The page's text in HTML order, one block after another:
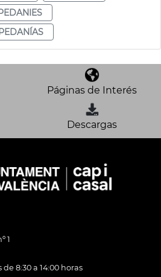
Páginas de Interés
Descargas
1
8:30 a 14:00 horas